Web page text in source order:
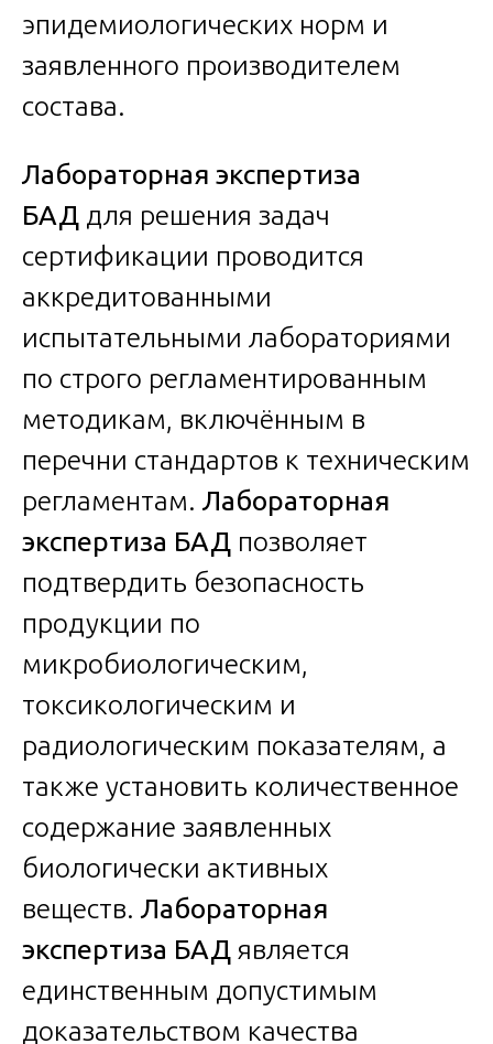
эпидемиологических норм и
заявленного производителем
состава.
Лабораторная экспертиза
БАД для решения задач
сертификации проводится
аккредитованными
испытательными лабораториями
по строго регламентированным
методикам, включённым в
перечни стандартов к техническим
регламентам.Лабораторная
экспертиза БАД позволяет
подтвердить безопасность
продукции по
микробиологическим,
токсикологическим и
радиологическим показателям, а
также установить количественное
содержание заявленных
биологически активных
веществ.Лабораторная
экспертиза БАД является
единственным допустимым
доказательством качества